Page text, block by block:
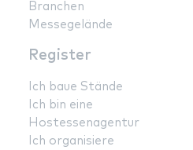
Branchen
Messegelände
Register
Ich baue Stände
Ich bin eine
Hostessenagentur
Ich organisiere